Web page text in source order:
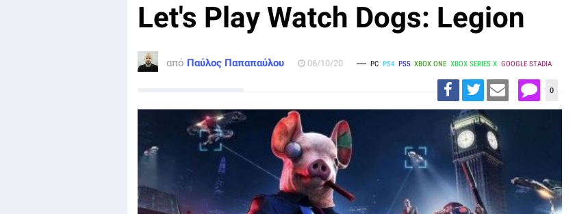
Let's Play Watch Dogs: Legion
από Παύλος Παπαπαύλου 06/10/20 PC PS4 PS5 XBOX ONE XBOX SERIES X GOOGLE STADIA
0
Στο πλαίσιο ενός νέου preview event, είχαμε τη
δυνατότητα να παίξουμε το πιο πρόσφατο build του